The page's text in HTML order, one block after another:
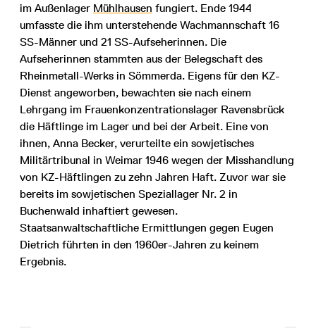
im Außenlager Mühlhausen fungiert. Ende 1944
umfasste die ihm unterstehende Wachmannschaft 16
SS-Männer und 21 SS-Aufseherinnen. Die
Aufseherinnen stammten aus der Belegschaft des
Rheinmetall-Werks in Sömmerda. Eigens für den KZ-
Dienst angeworben, bewachten sie nach einem
Lehrgang im Frauenkonzentrationslager Ravensbrück
die Häftlinge im Lager und bei der Arbeit. Eine von
ihnen, Anna Becker, verurteilte ein sowjetisches
Militärtribunal in Weimar 1946 wegen der Misshandlung
von KZ-Häftlingen zu zehn Jahren Haft. Zuvor war sie
bereits im sowjetischen Speziallager Nr. 2 in
Buchenwald inhaftiert gewesen.
Staatsanwaltschaftliche Ermittlungen gegen Eugen
Dietrich führten in den 1960er-Jahren zu keinem
Ergebnis.